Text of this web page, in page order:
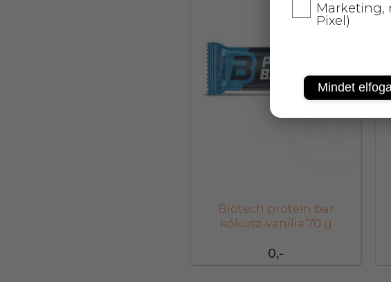
0,-
Biotech protein bar
kókusz-vanília 70 g
Marketing,
Pixel)
Mindet